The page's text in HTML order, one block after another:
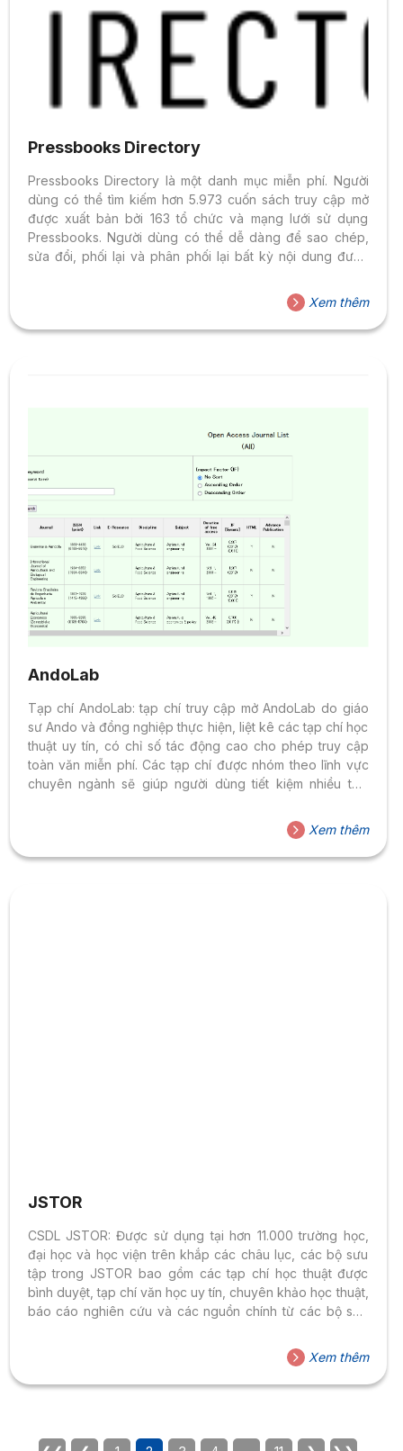
Pressbooks Directory
Pressbooks Directory là một danh mục miễn phí. Người
dùng có thể tìm kiếm hơn 5.973 cuốn sách truy cập mở
được xuất bản bởi 163 tổ chức và mạng lưới sử dụng
Pressbooks. Người dùng có thể dễ dàng để sao chép,
sửa đổi, phối lại và phân phối lại bất kỳ nội dung được
dụng nền tảng xuất bản của Pressbooks. Gần như tất cả
các cuốn sách đều có khả năng tiếp cận cao và nhiều
cuốn sách bao gồm các hoạt động học tập...
Xem thêm
AndoLab
Tạp chí AndoLab: tạp chí truy cập mở AndoLab do giáo
sư Ando và đồng nghiệp thực hiện, liệt kê các tạp chí học
thuật uy tín, có chỉ số tác động cao cho phép truy cập
toàn văn miễn phí. Các tạp chí được nhóm theo lĩnh vực
chuyên ngành sẽ giúp người dùng tiết kiệm nhiều thời
học đa ngành. Các tạp chí trên AndoLab có đầy các
thông tin như: Tên tạp chí, Link truy cập:
https://lepipheromone.sakura.ne.jp/OAJ/OAJ_00.htmlHướng
Xem thêm
JSTOR
CSDL JSTOR: Được sử dụng tại hơn 11.000 trường học,
đại học và học viện trên khắp các châu lục, các bộ sưu
tập trong JSTOR bao gồm các tạp chí học thuật được
bình duyệt, tạp chí văn học uy tín, chuyên khảo học thuật,
báo cáo nghiên cứu và các nguồn chính từ các bộ sưu
quyền truy cập vào hơn 12 triệu bài báo, sách và các
nguồn chính trên hơn 2000 tạp chí học thuật trong 75 lĩnh
vực. luôn có sẵn để xem...
Xem thêm